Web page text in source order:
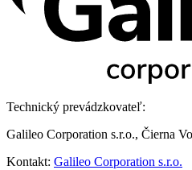
Technický prevádzkovateľ:
Galileo Corporation s.r.o., Čierna
Kontakt: Galileo Corporation s.r.o.